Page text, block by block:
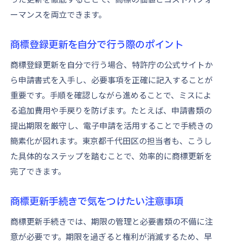
ーマンスを両立できます。
商標登録更新を自分で行う際のポイント
商標登録更新を自分で行う場合、特許庁の公式サイトか
ら申請書式を入手し、必要事項を正確に記入することが
重要です。手順を確認しながら進めることで、ミスによ
る追加費用や手戻りを防げます。たとえば、申請書類の
提出期限を厳守し、電子申請を活用することで手続きの
簡素化が図れます。東京都千代田区の担当者も、こうし
た具体的なステップを踏むことで、効率的に商標更新を
完了できます。
商標更新手続きで気をつけたい注意事項
商標更新手続きでは、期限の管理と必要書類の不備に注
意が必要です。期限を過ぎると権利が消滅するため、早